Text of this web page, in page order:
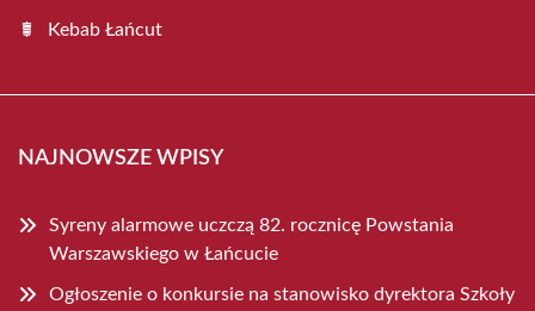
Kebab Łańcut
NAJNOWSZE WPISY
Syreny alarmowe uczczą 82. rocznicę Powstania
Warszawskiego w Łańcucie
Ogłoszenie o konkursie na stanowisko dyrektora Szkoły